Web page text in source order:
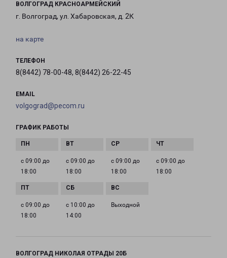
ВОЛГОГРАД КРАСНОАРМЕЙСКИЙ
г. Волгоград, ул. Хабаровская, д. 2К
на карте
ТЕЛЕФОН
8(8442) 78-00-48, 8(8442) 26-22-45
EMAIL
volgograd@pecom.ru
ГРАФИК РАБОТЫ
с 09:00 до
18:00
с 09:00 до
18:00
с 09:00 до
18:00
с 09:00 до
18:00
с 09:00 до
18:00
с 10:00 до
14:00
Выходной
ВОЛГОГРАД НИКОЛАЯ ОТРАДЫ 20Б